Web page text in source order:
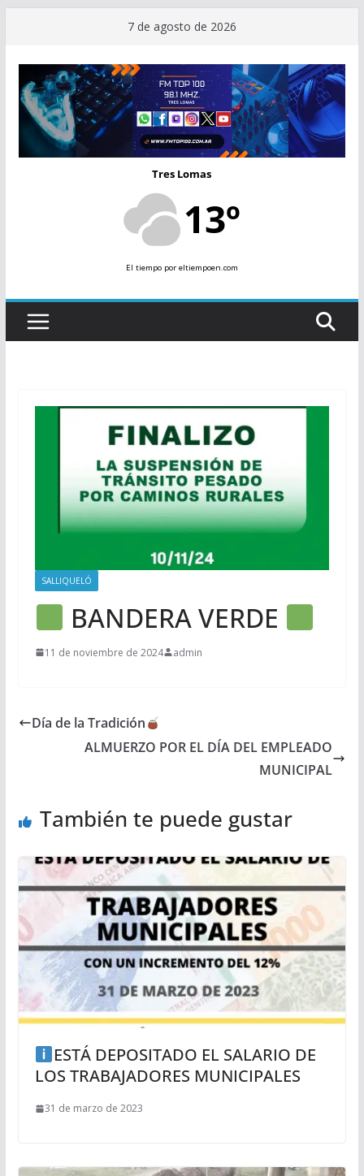
contenido
7 de agosto de 2026
Tres Lomas
13º
El tiempopor eltiempoen.com
SALLIQUELÓ
BANDERA VERDE
11 de noviembre de 2024 admin
Día de la Tradición
ALMUERZO POR EL DÍA DEL EMPLEADO
MUNICIPAL
También te puede gustar
ESTÁ DEPOSITADO EL SALARIO DE
LOS TRABAJADORES MUNICIPALES
31 de marzo de 2023